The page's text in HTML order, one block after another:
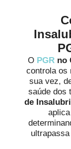
O PGR no
controla os
sua vez,
saúde dos
de